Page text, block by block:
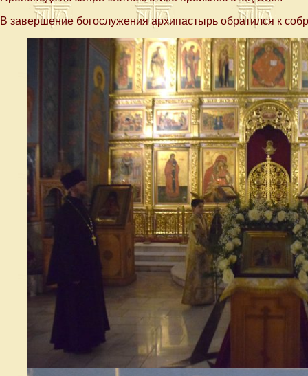
В завершение богослужения архипастырь обратился к